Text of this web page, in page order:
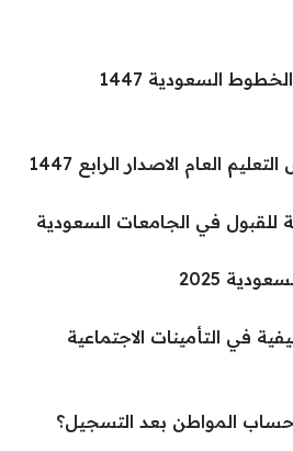
طريقة استرجاع تذاكر الخطوط السعودية 1447
العام الاصدار الرابع 1447
للقبول في الجامعات السعودية
2025
في التأمينات الاجتماعية
حساب المواطن بعد التسجيل؟